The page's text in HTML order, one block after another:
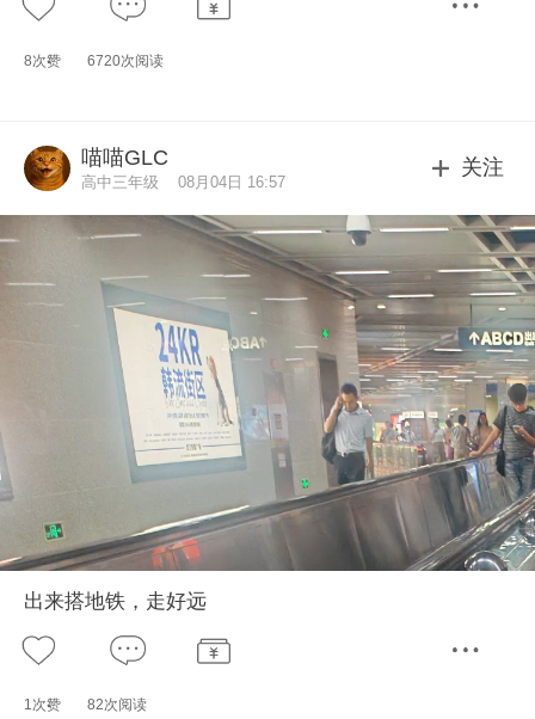
8次赞 6720次阅读
喵喵GLC
高中三年级 08月04日 16:57
关注
出来搭地铁，走好远
1次赞 82次阅读